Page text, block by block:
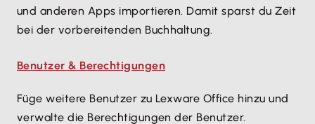
und anderen Apps importieren. Damit sparst du Zeit
bei der vorbereitenden Buchhaltung.
Benutzer & Berechtigungen
Füge weitere Benutzer zu Lexware Office hinzu und
verwalte die Berechtigungen der Benutzer.